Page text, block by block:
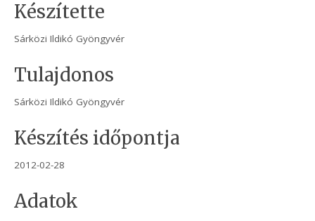
Készítette
Sárközi Ildikó Gyöngyvér
Tulajdonos
Sárközi Ildikó Gyöngyvér
Készítés időpontja
2012-02-28
Adatok